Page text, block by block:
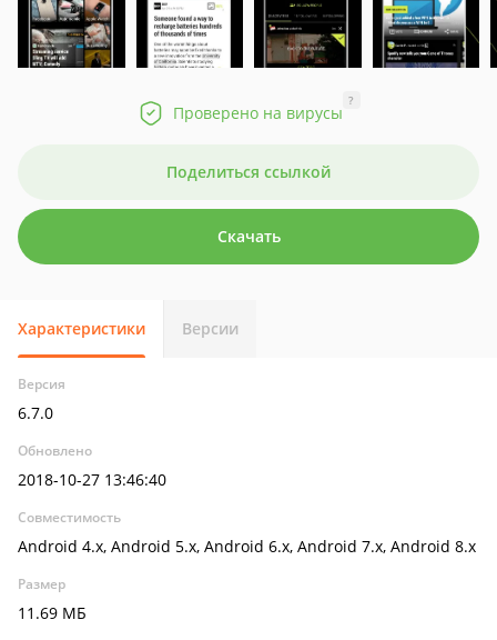
Проверено на вирусы
?
Поделиться ссылкой
Скачать
Характеристики Версии
Версия
6.7.0
Обновлено
2018-10-27 13:46:40
Совместимость
Android 4.x, Android 5.x, Android 6.x, Android 7.x, Android 8.x
Размер
11.69 МБ